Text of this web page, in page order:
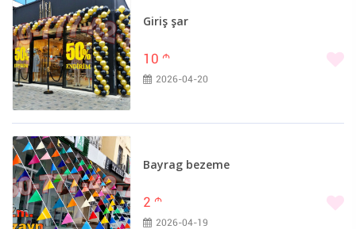
Giriş şar
10 m
2026-04-20
Bayrag bezeme
2 m
2026-04-19